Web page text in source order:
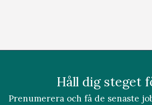
Håll dig steget
Prenumerera och få de senaste